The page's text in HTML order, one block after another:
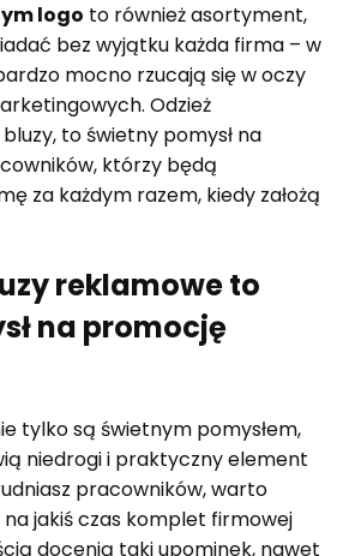
logo to również asortyment,
bez wyjątku każda firma – w
mocno rzucają się w oczy
Odzież
to świetny pomysł na
którzy będą
za każdym razem, kiedy założą
reklamowe to
na promocję
tylko są świetnym pomysłem,
niedrogi i praktyczny element
pracowników, warto
jakiś czas komplet firmowej
docenią taki upominek, nawet